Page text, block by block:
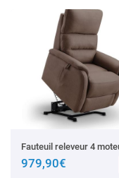
979,90€